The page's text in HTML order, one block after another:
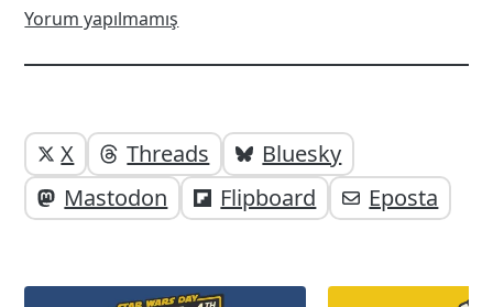
Yorum yapılmamış
Yazı
altı
elemanları
Yazıyı
paylaşabilirsiniz;
X Threads
Bluesky
Mastodon
Flipboard Eposta